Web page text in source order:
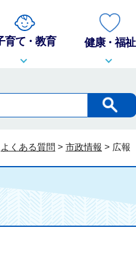
育て・教育 健康・福祉
よくある質問 > 市政情報 > 広報